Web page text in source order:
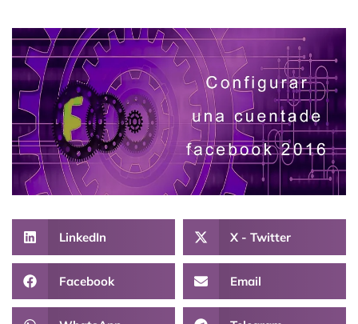
LinkedIn X - Twitter
Facebook Email